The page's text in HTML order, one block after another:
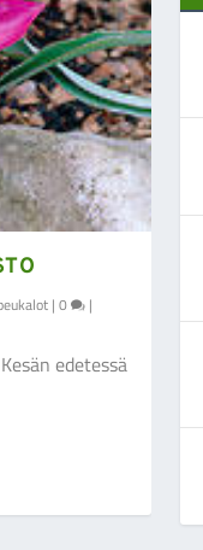
| 0 |
edetessä